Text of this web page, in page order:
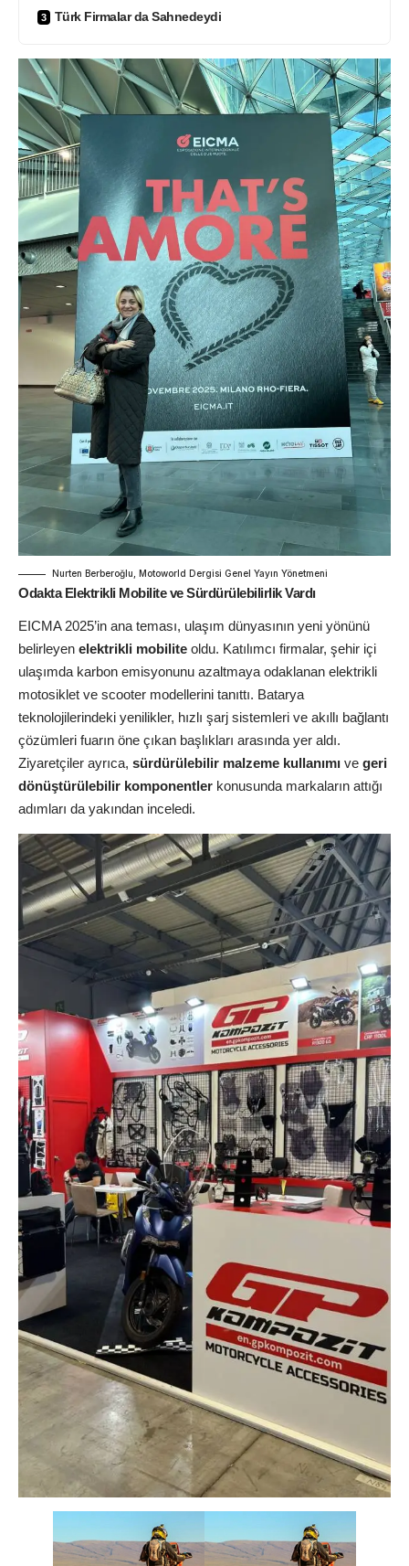
Türk Firmalar da Sahnedeydi
Nurten Berberoğlu, Motoworld Dergisi Genel Yayın Yönetmeni
Odakta Elektrikli Mobilite ve Sürdürülebilirlik Vardı
EICMA 2025’in ana teması, ulaşım dünyasının yeni yönünü
belirleyen elektrikli mobilite oldu. Katılımcı firmalar, şehir içi
ulaşımda karbon emisyonunu azaltmaya odaklanan elektrikli
motosiklet ve scooter modellerini tanıttı. Batarya
teknolojilerindeki yenilikler, hızlı şarj sistemleri ve akıllı bağlantı
çözümleri fuarın öne çıkan başlıkları arasında yer aldı.
Ziyaretçiler ayrıca, sürdürülebilir malzeme kullanımı ve geri
dönüştürülebilir komponentler konusunda markaların attığı
adımları da yakından inceledi.